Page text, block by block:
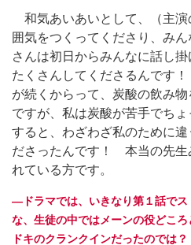
和気あいあいとして、（主演
囲気をつくってくださり、み
さんは初日からみんなに話し
たくさんしてくださるんです
が続くからって、炭酸の飲み
ですが、私は炭酸が苦手でちょ
すると、わざわざ私のために違
ださったんです！ 本当の先生
れている方です。
―ドラマでは、いきなり第１話でス
な、生徒の中ではメーンの役どこ
ドキのクランクインだったのでは？